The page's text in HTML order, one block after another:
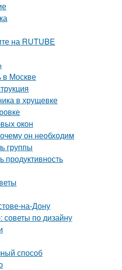
на RUTUBE
в Москве
в хрущевке
окон
он необходим
группы
продуктивность
на-Дону
советы по дизайну
способ